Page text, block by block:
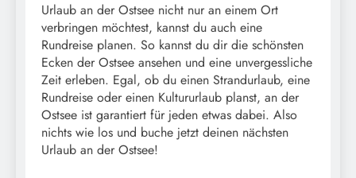
Urlaub an der Ostsee nicht nur an einem Ort
verbringen möchtest, kannst du auch eine
Rundreise planen. So kannst du dir die schönsten
Ecken der Ostsee ansehen und eine unvergessliche
Zeit erleben. Egal, ob du einen Strandurlaub, eine
Rundreise oder einen Kultururlaub planst, an der
Ostsee ist garantiert für jeden etwas dabei. Also
nichts wie los und buche jetzt deinen nächsten
Urlaub an der Ostsee!